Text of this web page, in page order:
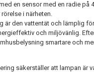
en sensor med en radie på
i närheten.
är den vattentät och lämplig
och miljövänlig.
smartare och
säkerställer att lampan är